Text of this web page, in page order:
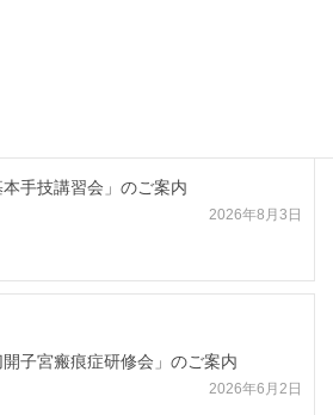
本手技講習会」のご案内
2026年8月3日
開子宮瘢痕症研修会」のご案内
2026年6月2日